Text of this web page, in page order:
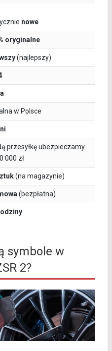
nowe
oryginalne
(najlepszy)
w Polsce
przesyłkę ubezpieczamy
000 zł
(na magazynie)
(bezpłatna)
symbole w
2?